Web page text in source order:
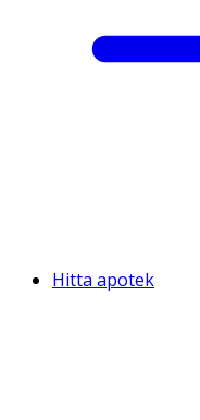
Hitta apotek